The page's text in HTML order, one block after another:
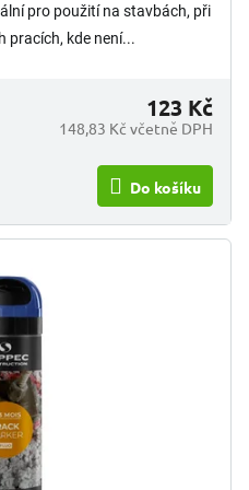
pro použití na stavbách, při
pracích, kde není...
148,83 Kč včetně DPH
123 Kč
Do košíku